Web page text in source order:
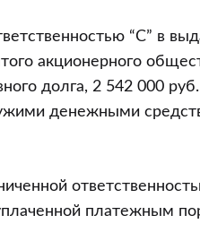
“С” в
акционерного
долга, 2 542 000
денежными
платежным